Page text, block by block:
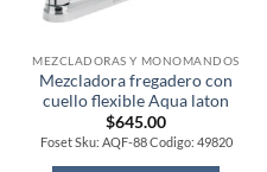
MEZCLADORAS Y MONOMANDOS
Mezcladora fregadero con
cuello flexible Aqua laton
$645.00
Foset Sku: AQF-88 Codigo: 49820